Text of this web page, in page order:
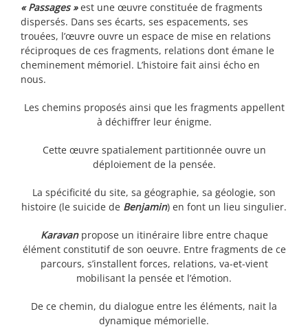
« Passages »est une œuvre constituée de fragments
dispersés. Dans ses écarts, ses espacements, ses
trouées, l’œuvre ouvre un espace de mise en relations
réciproques de ces fragments, relations dont émane le
cheminement mémoriel. L’histoire fait ainsi écho en
nous.
Les chemins proposés ainsi que les fragments appellent
à déchiffrer leur énigme.
Cette œuvre spatialement partitionnée ouvre un
déploiement de la pensée.
La spécificité du site, sa géographie, sa géologie, son
histoire (le suicide de Benjamin) en font un lieu singulier.
Karavanpropose un itinéraire libre entre chaque
élément constitutif de son oeuvre. Entre fragments de ce
parcours, s’installent forces, relations, va-et-vient
mobilisant la pensée et l’émotion.
De ce chemin, du dialogue entre les éléments, nait la
dynamique mémorielle.